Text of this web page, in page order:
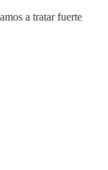
a tratar fuerte